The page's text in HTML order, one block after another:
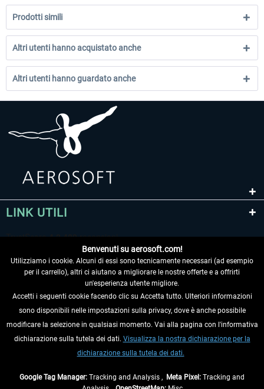
Prodotti simili
Altri utenti hanno acquistato anche
Altri utenti hanno guardato anche
LINK UTILI
RECEDERE DAL CONTRATTO
INFORMAZIONI
Benvenuti su aerosoft.com!
Utilizziamo i cookie. Alcuni di essi sono tecnicamente necessari (ad esempio
per il carrello), altri ci aiutano a migliorare le nostre offerte e a offrirti
un'esperienza utente migliore.
Accetti i seguenti cookie facendo clic su Accetta tutto. Ulteriori informazioni
sono disponibili nelle impostazioni sulla privacy, dove è anche possibile
modificare la selezione in qualsiasi momento. Vai alla pagina con l'informativa
dichiarazione sulla tutela dei dati. Visualizza la nostra dichiarazione per la
dichiarazione sulla tutela dei dati.
Google Tag Manager: Tracking and Analysis , Meta Pixel: Tracking and